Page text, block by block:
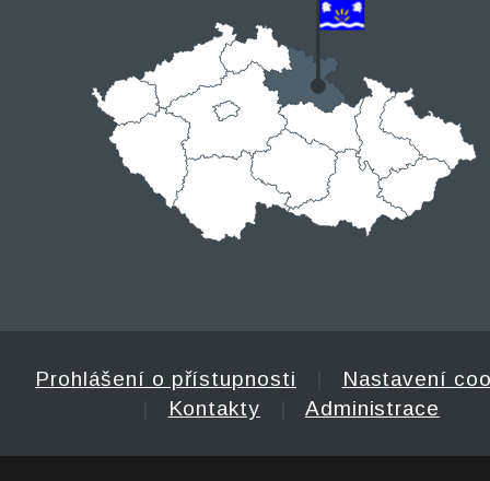
Prohlášení o přístupnosti
Nastavení
Kontakty Administrace